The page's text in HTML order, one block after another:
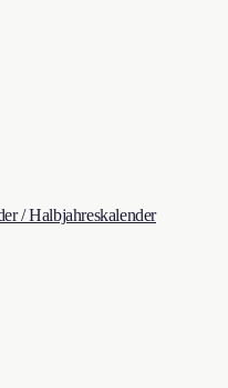
/ Halbjahreskalender